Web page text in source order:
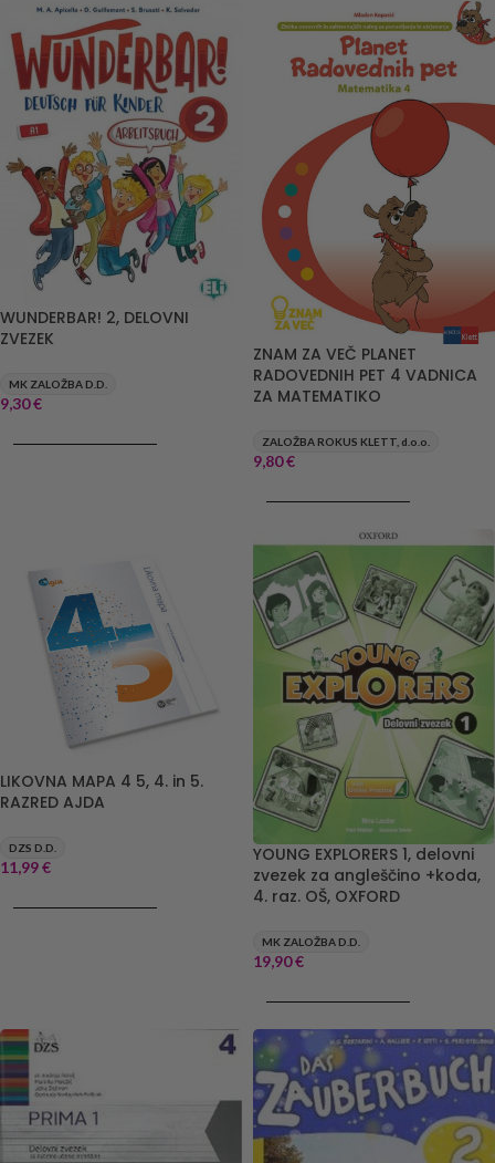
WUNDERBAR! 2, DELOVNI
ZVEZEK
MK ZALOŽBA D.D.
9,30€
ZNAM ZA VEČ PLANET
RADOVEDNIH PET 4 VADNICA
ZA MATEMATIKO
ZALOŽBA ROKUS KLETT, d.o.o.
9,80€
LIKOVNA MAPA 4 5, 4. in 5.
RAZRED AJDA
DZS D.D.
11,99€
YOUNG EXPLORERS 1, delovni
zvezek za angleščino +koda,
4. raz. OŠ, OXFORD
MK ZALOŽBA D.D.
19,90€